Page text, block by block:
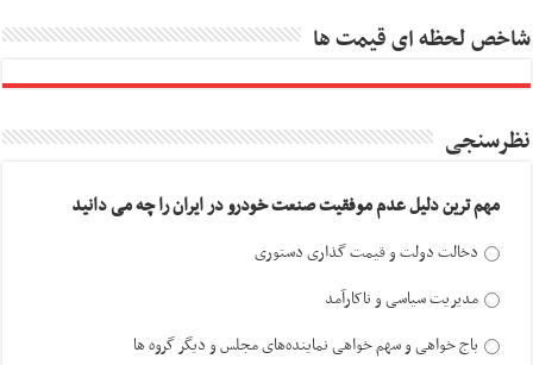
شاخص لحظه ای قیمت ها
نظرسنجی
مهم ترین دلیل عدم موفقیت صنعت خودرو در ایران را چه می دانید
دخالت دولت و قیمت گذاری دستوری
مدیریت سیاسی و ناکارآمد
باج خواهی و سهم خواهی نماینده‌های مجلس و دیگر گروه ها